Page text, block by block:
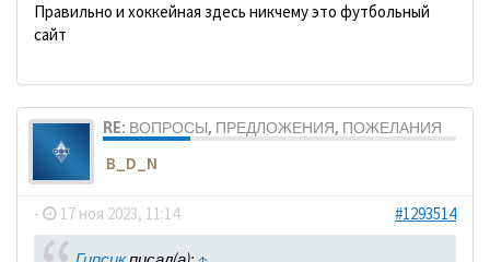
Правильно и хоккейная здесь никчему это футбольный
сайт
RE: ВОПРОСЫ, ПРЕДЛОЖЕНИЯ, ПОЖЕЛАНИЯ
B_D_N
- 17 ноя 2023, 11:14 #1293514